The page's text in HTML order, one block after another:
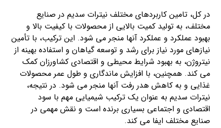
در کل، تامین کاربردهای مختلف نیترات سدیم در صنایع
مختلف، به تولید کمیت بالایی از محصولات با کیفیت بالا و
بهبود عملکرد و عملکرد آنها منجر می شود. این ترکیب، با تأمین
نیازهای مورد نیاز برای رشد و توسعه گیاهان و استفاده بهینه از
نیتروژن، به بهبود شرایط محیطی و اقتصادی کشاورزان کمک
می کند. همچنین، با افزایش ماندگاری و طول عمر محصولات
غذایی و به کاهش هدر رفت آنها منجر می شود. در نتیجه،
نیترات سدیم به عنوان یک ترکیب شیمیایی مهم با سود
اقتصادی و اجتماعی بسیاری برنده است و نقش مهمی در
صنایع مختلف ایفا می کند.